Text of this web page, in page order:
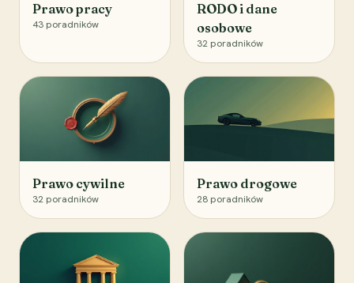
Prawo pracy
43 poradników
RODO i dane
osobowe
32 poradników
Prawo cywilne
32 poradników
Prawo drogowe
28 poradników